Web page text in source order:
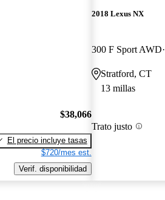
$38,066
El precio incluye tasas
$720/mes est.
Verif. disponibilidad
2018 Lexus NX
300 F Sport AWD
Stratford, CT
13 millas
Trato justo